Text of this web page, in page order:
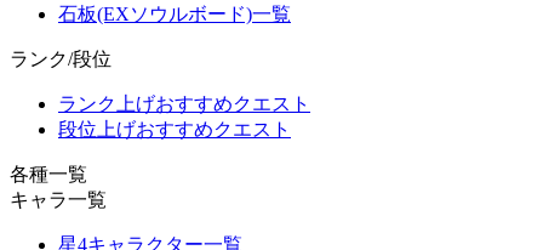
石板(EXソウルボード)一覧
ランク/段位
ランク上げおすすめクエスト
段位上げおすすめクエスト
各種一覧
キャラ一覧
星4キャラクター一覧